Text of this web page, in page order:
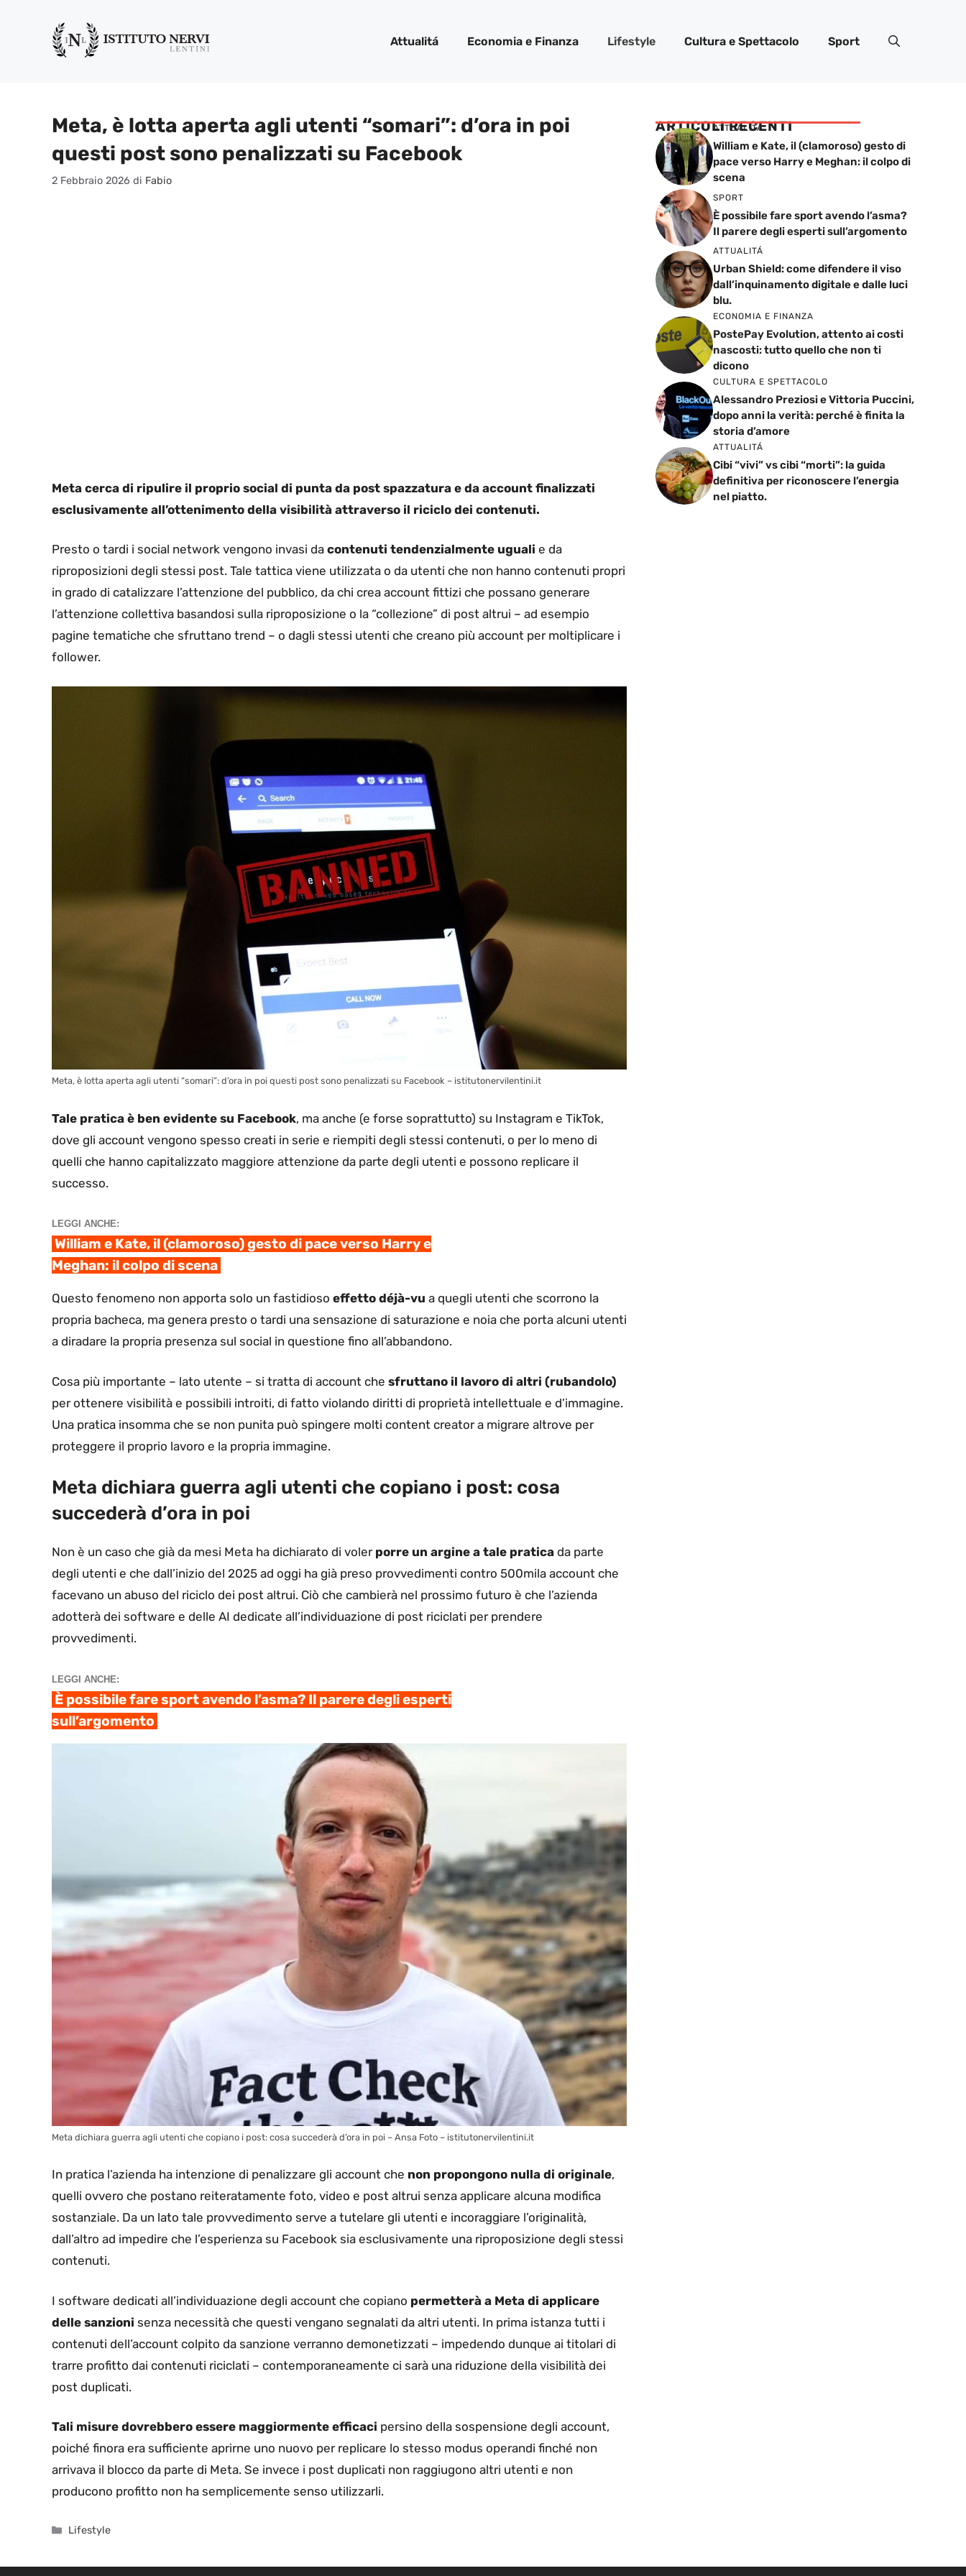
contenuto
Attualitá Economia e Finanza Lifestyle Cultura e Spettacolo Sport
Meta, è lotta aperta agli utenti “somari”: d’ora in poi
questi post sono penalizzati su Facebook
2 Febbraio 2026 di Fabio
Meta cerca di ripulire il proprio social di punta da post spazzatura e da account finalizzati
esclusivamente all’ottenimento della visibilità attraverso il riciclo dei contenuti.
Presto o tardi i social network vengono invasi da contenuti tendenzialmente uguali e da
riproposizioni degli stessi post. Tale tattica viene utilizzata o da utenti che non hanno contenuti propri
in grado di catalizzare l’attenzione del pubblico, da chi crea account fittizi che possano generare
l’attenzione collettiva basandosi sulla riproposizione o la “collezione” di post altrui – ad esempio
pagine tematiche che sfruttano trend – o dagli stessi utenti che creano più account per moltiplicare i
follower.
Meta, è lotta aperta agli utenti “somari”: d’ora in poi questi post sono penalizzati su Facebook – istitutonervilentini.it
Tale pratica è ben evidente su Facebook, ma anche (e forse soprattutto) su Instagram e TikTok,
dove gli account vengono spesso creati in serie e riempiti degli stessi contenuti, o per lo meno di
quelli che hanno capitalizzato maggiore attenzione da parte degli utenti e possono replicare il
successo.
LEGGI ANCHE:
William e Kate, il (clamoroso) gesto di pace verso Harry e
Meghan: il colpo di scena
Questo fenomeno non apporta solo un fastidioso effetto déjà-vu a quegli utenti che scorrono la
propria bacheca, ma genera presto o tardi una sensazione di saturazione e noia che porta alcuni utenti
a diradare la propria presenza sul social in questione fino all’abbandono.
Cosa più importante – lato utente – si tratta di account che sfruttano il lavoro di altri (rubandolo)
per ottenere visibilità e possibili introiti, di fatto violando diritti di proprietà intellettuale e d’immagine.
Una pratica insomma che se non punita può spingere molti content creator a migrare altrove per
proteggere il proprio lavoro e la propria immagine.
Meta dichiara guerra agli utenti che copiano i post: cosa
succederà d’ora in poi
Non è un caso che già da mesi Meta ha dichiarato di voler porre un argine a tale pratica da parte
degli utenti e che dall’inizio del 2025 ad oggi ha già preso provvedimenti contro 500mila account che
facevano un abuso del riciclo dei post altrui. Ciò che cambierà nel prossimo futuro è che l’azienda
adotterà dei software e delle AI dedicate all’individuazione di post riciclati per prendere
provvedimenti.
LEGGI ANCHE:
È possibile fare sport avendo l’asma? Il parere degli esperti
sull’argomento
Meta dichiara guerra agli utenti che copiano i post: cosa succederà d’ora in poi – Ansa Foto – istitutonervilentini.it
In pratica l’azienda ha intenzione di penalizzare gli account che non propongono nulla di originale,
quelli ovvero che postano reiteratamente foto, video e post altrui senza applicare alcuna modifica
sostanziale. Da un lato tale provvedimento serve a tutelare gli utenti e incoraggiare l’originalità,
dall’altro ad impedire che l’esperienza su Facebook sia esclusivamente una riproposizione degli stessi
contenuti.
I software dedicati all’individuazione degli account che copiano permetterà a Meta di applicare
delle sanzioni senza necessità che questi vengano segnalati da altri utenti. In prima istanza tutti i
contenuti dell’account colpito da sanzione verranno demonetizzati – impedendo dunque ai titolari di
trarre profitto dai contenuti riciclati – contemporaneamente ci sarà una riduzione della visibilità dei
post duplicati.
Tali misure dovrebbero essere maggiormente efficaci persino della sospensione degli account,
poiché finora era sufficiente aprirne uno nuovo per replicare lo stesso modus operandi finché non
arrivava il blocco da parte di Meta. Se invece i post duplicati non raggiugono altri utenti e non
producono profitto non ha semplicemente senso utilizzarli.
Categorie
Lifestyle
ARTICOLI RECENTI
ATTUALITÁ
William e Kate, il (clamoroso) gesto di
pace verso Harry e Meghan: il colpo di
scena
SPORT
È possibile fare sport avendo l’asma?
Il parere degli esperti sull’argomento
ATTUALITÁ
Urban Shield: come difendere il viso
dall’inquinamento digitale e dalle luci
blu.
ECONOMIA E FINANZA
PostePay Evolution, attento ai costi
nascosti: tutto quello che non ti
dicono
CULTURA E SPETTACOLO
Alessandro Preziosi e Vittoria Puccini,
dopo anni la verità: perché è finita la
storia d’amore
ATTUALITÁ
Cibi “vivi” vs cibi “morti”: la guida
definitiva per riconoscere l’energia
nel piatto.